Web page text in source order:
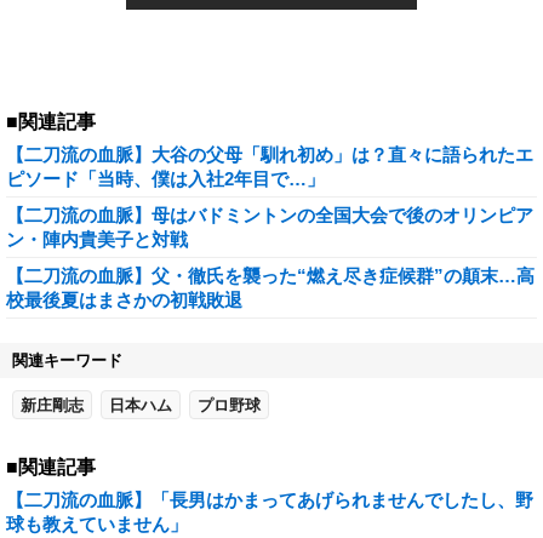
■関連記事
【二刀流の血脈】大谷の父母「馴れ初め」は？直々に語られたエ
ピソード「当時、僕は入社2年目で…」
【二刀流の血脈】母はバドミントンの全国大会で後のオリンピア
ン・陣内貴美子と対戦
【二刀流の血脈】父・徹氏を襲った“燃え尽き症候群”の顛末…高
校最後夏はまさかの初戦敗退
関連キーワード
新庄剛志 日本ハム プロ野球
■関連記事
【二刀流の血脈】「長男はかまってあげられませんでしたし、野
球も教えていません」